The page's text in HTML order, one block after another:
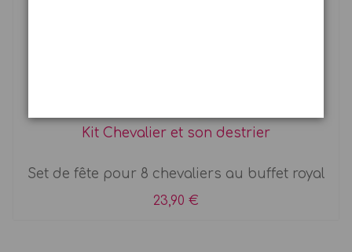
Kit Chevalier et son destrier
Set de fête pour 8 chevaliers au buffet royal
23,90 €